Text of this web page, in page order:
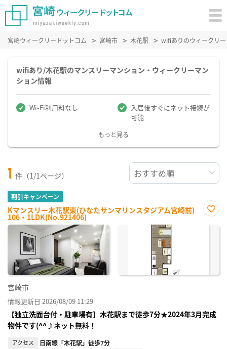
宮崎ウィークリードットコム 宮崎市 木花駅 wifiありのウィークリ
wifiあり/木花駅のマンスリーマンション・ウィークリーマン
ション情報
Wi-Fi利用料なし
入居後すぐにネット接続が
可能
もっと見る
1 件（1/1ページ）
割引キャンペーン
Kマンスリー木花駅東(ひなたサンマリンスタジアム宮崎前)
106・1LDK(No.921406)
に入
宮崎市
情報更新日 2026/08/09 11:29
【独立洗面台付・駐車場有】木花駅まで徒歩7分★2024年3月完成
物件です(^^♪ネット無料！
アクセス 日南線「木花駅」徒歩7分